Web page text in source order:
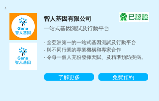
智人基因有限公司
一站式基因測試及行動平台
了解更多 免費預約
‧ 全亞洲第一的一站式基因測試及行動平台
‧ 與不同行業的專業機構和專家合作
‧ 令每一個人充份發揮天賦、及精準預防疾病。